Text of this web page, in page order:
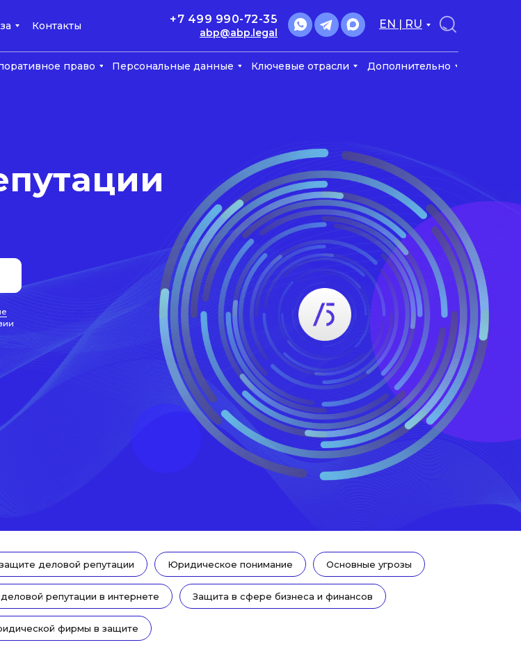
Контакты
право Персональные данные Ключевые отрасли Дополнительно
abp@abp.legal
+7 499 990-72-35 EN | RU
деловой репутации Юридическое понимание Основные угрозы
репутации в интернете Защита в сфере бизнеса и финансов
фирмы в защите